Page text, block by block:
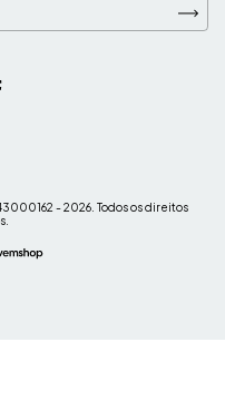
- 2026. Todos os direitos